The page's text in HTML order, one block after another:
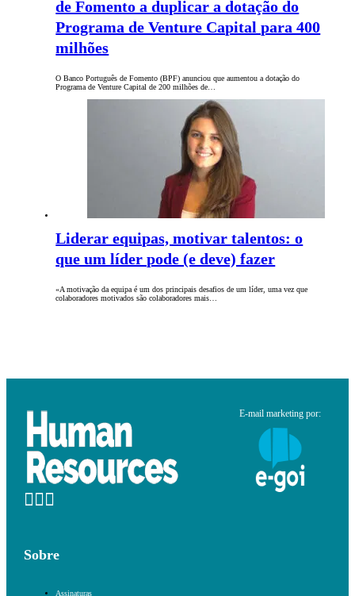
de Fomento a duplicar a dotação do
Programa de Venture Capital para 400
milhões
O Banco Português de Fomento (BPF) anunciou que aumentou a dotação do
Programa de Venture Capital de 200 milhões de…
Liderar equipas, motivar talentos: o
que um líder pode (e deve) fazer
«A motivação da equipa é um dos principais desafios de um líder, uma vez que
colaboradores motivados são colaboradores mais…
E-mail marketing por:
Sobre
Assinaturas